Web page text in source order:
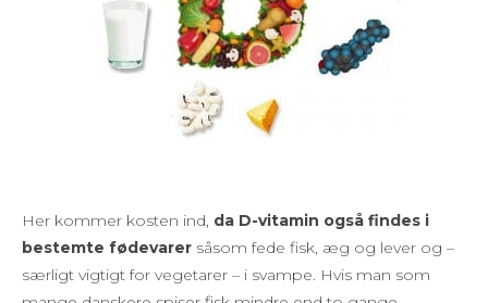
Her kommer kosten ind, da D-vitamin også findes i
bestemte fødevarer såsom fede fisk, æg og lever og –
særligt vigtigt for vegetarer – i svampe. Hvis man som